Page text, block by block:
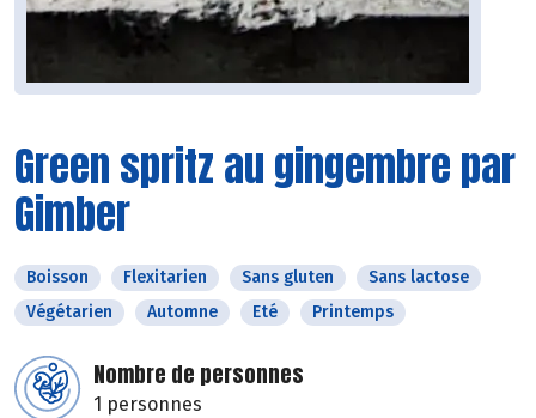
Green spritz au gingembre par
Gimber
Boisson Flexitarien Sans gluten
Sans lactose
Végétarien
Automne Eté Printemps
Nombre de personnes
1 personnes